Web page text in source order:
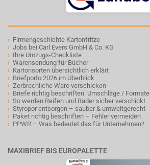
› Firmengeschichte Kartonfritze
› Jobs bei Carl Evers GmbH & Co. KG
› Ihre Umzugs-Checkliste
› Warensendung für Bücher
› Kartonsorten übersichtlich erklärt
› Briefporto 2026 im Überblick
› Zerbrechliche Ware verschicken
› Briefe richtig beschriften: Umschläge / Formate
› So werden Reifen und Räder sicher verschickt
› Styropor entsorgen – sauber & umweltgerecht
› Paket richtig beschriften – Fehler vermeiden
› PPWR – Was bedeutet das für Unternehmen?
MAXIBRIEF BIS EUROPALETTE